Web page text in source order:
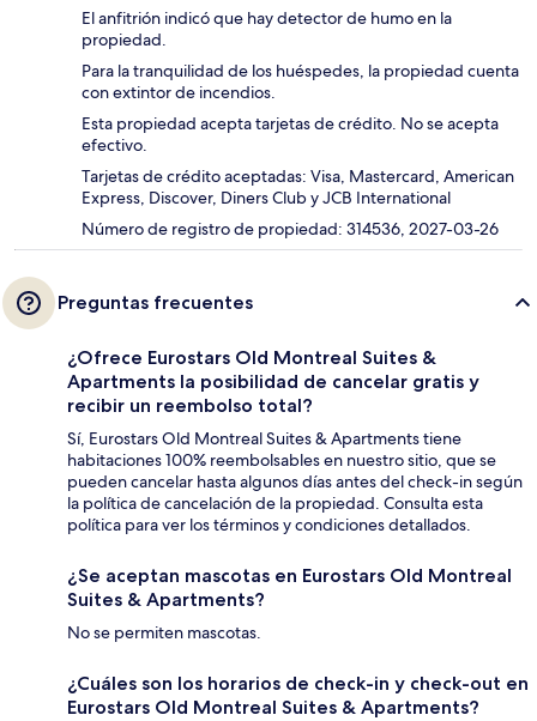
El anfitrión indicó que hay detector de humo en la
propiedad.
Para la tranquilidad de los huéspedes, la propiedad cuenta
con extintor de incendios.
Esta propiedad acepta tarjetas de crédito. No se acepta
efectivo.
Tarjetas de crédito aceptadas: Visa, Mastercard, American
Express, Discover, Diners Club y JCB International
Número de registro de propiedad: 314536, 2027-03-26
Preguntas frecuentes
¿Ofrece Eurostars Old Montreal Suites &
Apartments la posibilidad de cancelar gratis y
recibir un reembolso total?
Sí, Eurostars Old Montreal Suites & Apartments tiene
habitaciones 100% reembolsables en nuestro sitio, que se
pueden cancelar hasta algunos días antes del check-in según
la política de cancelación de la propiedad. Consulta esta
política para ver los términos y condiciones detallados.
¿Se aceptan mascotas en Eurostars Old Montreal
Suites & Apartments?
No se permiten mascotas.
¿Cuáles son los horarios de check-in y check-out en
Eurostars Old Montreal Suites & Apartments?